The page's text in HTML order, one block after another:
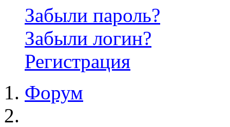
Забыли пароль?
Забыли логин?
Регистрация
Форум